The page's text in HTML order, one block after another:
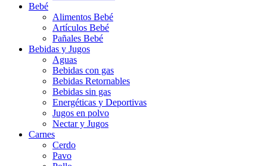
Bebé
Alimentos Bebé
Artículos Bebé
Pañales Bebé
Bebidas y Jugos
Aguas
Bebidas con gas
Bebidas Retornables
Bebidas sin gas
Energéticas y Deportivas
Jugos en polvo
Nectar y Jugos
Carnes
Cerdo
Pavo